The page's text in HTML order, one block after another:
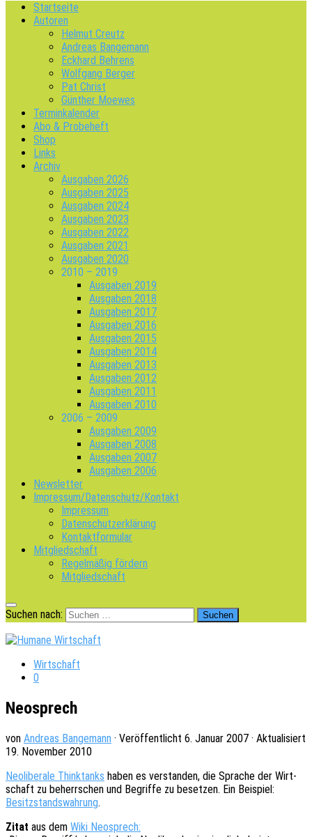
Startseite
Autoren
Helmut Creutz
Andreas Bangemann
Eckhard Behrens
Wolfgang Berger
Pat Christ
Günther Moewes
Terminkalender
Abo & Probeheft
Shop
Links
Archiv
Ausgaben 2026
Ausgaben 2025
Ausgaben 2024
Ausgaben 2023
Ausgaben 2022
Ausgaben 2021
Ausgaben 2020
2010 – 2019
Ausgaben 2019
Ausgaben 2018
Ausgaben 2017
Ausgaben 2016
Ausgaben 2015
Ausgaben 2014
Ausgaben 2013
Ausgaben 2012
Ausgaben 2011
Ausgaben 2010
2006 – 2009
Ausgaben 2009
Ausgaben 2008
Ausgaben 2007
Ausgaben 2006
Newsletter
Impressum/Datenschutz/Kontakt
Impressum
Datenschutzerklärung
Kontaktformular
Mitgliedschaft
Regelmäßig fördern
Mitgliedschaft
Suchen nach:
Wirtschaft
0
Neosprech
von Andreas Bangemann · Veröffentlicht 6. Januar 2007 · Aktualisiert
19. November 2010
Neoli­be­ra­le Thinktanks haben es verstan­den, die Spra­che der Wirt­
schaft zu beherr­schen und Begrif­fe zu beset­zen. Ein Beispiel:
Besitz­stands­wah­rung.
Zitat aus dem Wiki Neosprech: